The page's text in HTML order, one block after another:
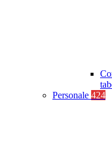
Personale 424